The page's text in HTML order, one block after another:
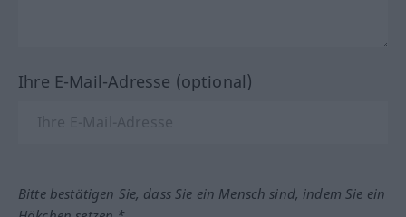
Ihre E-Mail-Adresse (optional)
Bitte bestätigen Sie, dass Sie ein Mensch sind, indem Sie ein